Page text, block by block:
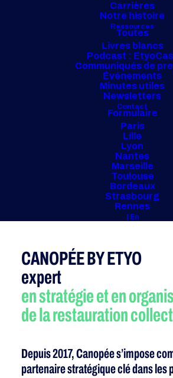
Carrières
Notre histoire
Ressources
Toutes
Livres blancs
Podcast :
Communiqués de
Événements
Minutes utiles
Newsletters
Contact
Formulaire
Paris
Lille
Lyon
Nantes
Marseille
Toulouse
Bordeaux
Strasbourg
Rennes
| En
CANOPÉE BY ETYO
expert
en stratégie et en
de la restauration
Depuis 2017, Canopée s’impose
partenaire stratégique clé dans les